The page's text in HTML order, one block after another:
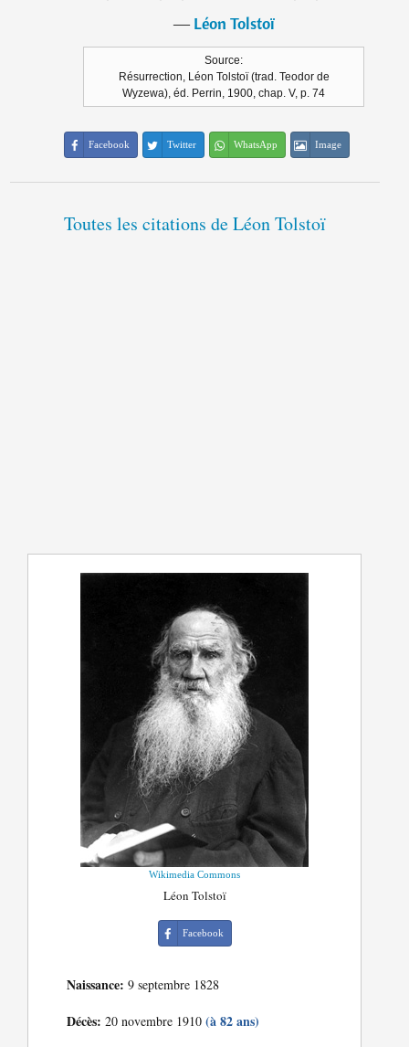
―Léon Tolstoï
Source:
Résurrection, Léon Tolstoï (trad. Teodor de
Wyzewa), éd. Perrin, 1900, chap. V, p. 74
Facebook Twitter WhatsApp Image
Toutes les citations de Léon Tolstoï
Wikimedia Commons
Léon Tolstoï
Facebook
Naissance: 9 septembre 1828
Décès: 20 novembre 1910(à 82 ans)